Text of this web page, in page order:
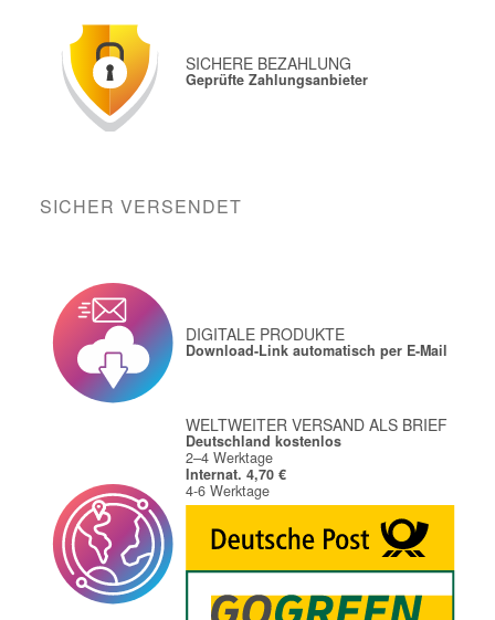
SICHERE BEZAHLUNG
Geprüfte Zahlungsanbieter
SICHER VERSENDET
DIGITALE PRODUKTE
Download-Link automatisch per E-Mail
WELTWEITER VERSAND ALS BRIEF
Deutschland kostenlos
2–4 Werktage
Internat. 4,70 €
4-6 Werktage